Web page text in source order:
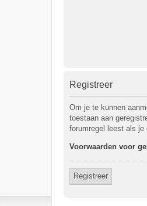
Registreer
Om je te kunnen
toestaan aan
forumregel leest als je
Voorwaarden voor
Registreer